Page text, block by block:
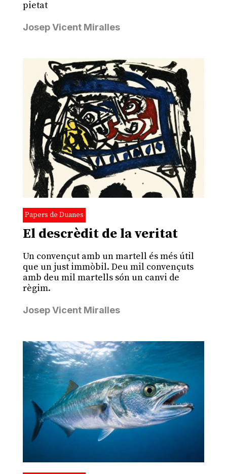
pietat
Josep Vicent Miralles
Papers de Duanes
El descrèdit de la veritat
Un convençut amb un martell és més útil
que un just immòbil. Deu mil convençuts
amb deu mil martells són un canvi de
règim.
Josep Vicent Miralles